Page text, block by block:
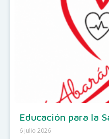
Educación para la
6 julio 2026